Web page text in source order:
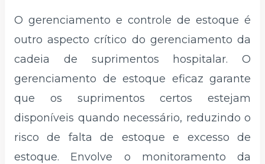
O gerenciamento e controle de estoque é
outro aspecto crítico do gerenciamento da
cadeia de suprimentos hospitalar. O
gerenciamento de estoque eficaz garante
que os suprimentos certos estejam
disponíveis quando necessário, reduzindo o
risco de falta de estoque e excesso de
estoque. Envolve o monitoramento da